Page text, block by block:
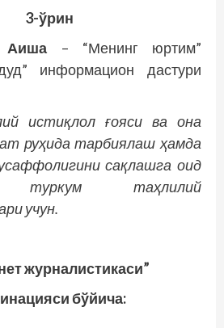
3-ўрин
Аиша – “Менинг юртим”
информацион дастури
истиқлол ғояси ва она
руҳида тарбиялаш ҳамда
сақлашга оид
туркум таҳлилий
учун.
журналистикаси”
бўйича: